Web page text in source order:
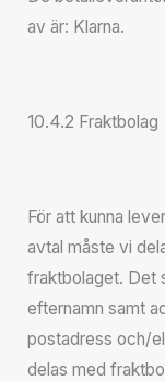
av är: Klarna.
10.4.2 Fraktbolag
För att kunna
avtal måste vi
fraktbolaget. Det
efternamn samt
postadress och/
delas med